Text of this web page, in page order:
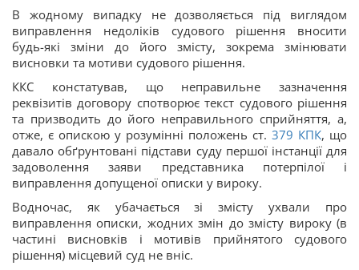
В жодному випадку не дозволяється під виглядом
виправлення недоліків судового рішення вносити
будь-які зміни до його змісту, зокрема змінювати
висновки та мотиви судового рішення.
ККС констатував, що неправильне зазначення
реквізитів договору спотворює текст судового рішення
та призводить до його неправильного сприйняття, а,
отже, є опискою у розумінні положень ст. 379 КПК, що
давало обґрунтовані підстави суду першої інстанції для
задоволення заяви представника потерпілої і
виправлення допущеної описки у вироку.
Водночас, як убачається зі змісту ухвали про
виправлення описки, жодних змін до змісту вироку (в
частині висновків і мотивів прийнятого судового
рішення) місцевий суд не вніс.